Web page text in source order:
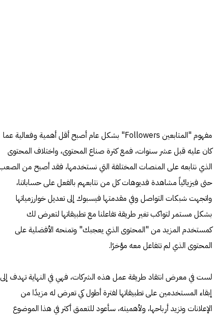
مفهوم "المتابعين Followers" بشكل عام أصبح أقل أهمية وفعالية عما
كان عليه قبل عشر سنوات، فمع كثرة صناع المحتوى، واختلاف المحتوى
الذي نتابعه على المنصات المختلفة التي نستخدمها، فقد أصبح من
حتى فيزيائياً مشاهدة فديوهات كل من نتابعهم بالفعل على حساباتنا،
واتجهت شبكات التواصل وفي مقدمتها فيسبوك إلى تعديل خوارزمياتها
بشكل مستمر لتواكب تغير طريقة تفاعلنا مع تطبيقاتها لتعرض لك
كمستخدم المزيد من "المحتوى الذي يعجبك" وتمنحه الأفضلية على
المحتوى الذي لم تتفاعل معه مؤخرًا.
لست في معرض انتقاد طريقة عمل هذه الشركات، فهي في النهاية تهدف إلى
إبقاء المستخدمين على تطبيقاتها لفترة أطول كي تعرض له مزيدًا من
الإعلانات وتزيد أرباحها، ولأهميته، سأعود للتعمق أكثر في هذا الموضوع